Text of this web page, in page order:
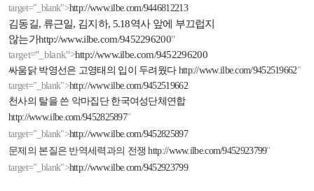
target="_blank">http://www.ilbe.com/9446812213
김동길, 류근일, 김지하, 5.18역사 앞에 부끄럽지
않는가http://www.ilbe.com/9452296200"
target="_blank">http://www.ilbe.com/9452296200
싸움닭 박영선은 고영태의 입이 두려웠다 http://www.ilbe.com/9452519662"
target="_blank">http://www.ilbe.com/9452519662
천사의 탈을 쓴 악마집단 한국여성단체연합
http://www.ilbe.com/9452825897"
target="_blank">http://www.ilbe.com/9452825897
문제의 본질은 반역세력과의 전쟁 http://www.ilbe.com/9452923799"
target="_blank">http://www.ilbe.com/9452923799